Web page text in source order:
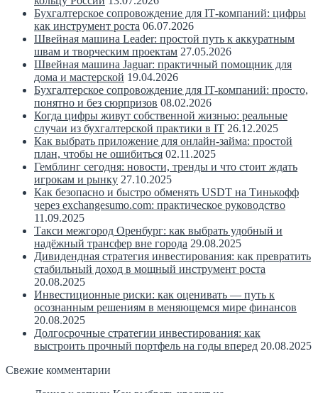
Бухгалтерское сопровождение для IT‑компаний: цифры
как инструмент роста 06.07.2026
Швейная машина Leader: простой путь к аккуратным
швам и творческим проектам 27.05.2026
Швейная машина Jaguar: практичный помощник для
дома и мастерской 19.04.2026
Бухгалтерское сопровождение для IT-компаний: просто,
понятно и без сюрпризов 08.02.2026
Когда цифры живут собственной жизнью: реальные
случаи из бухгалтерской практики в IT 26.12.2025
Как выбрать приложение для онлайн-займа: простой
план, чтобы не ошибиться 02.11.2025
Гемблинг сегодня: новости, тренды и что стоит ждать
игрокам и рынку 27.10.2025
Как безопасно и быстро обменять USDT на Тинькофф
через exchangesumo.com: практическое руководство
11.09.2025
Такси межгород Оренбург: как выбрать удобный и
надёжный трансфер вне города 29.08.2025
Дивидендная стратегия инвестирования: как превратить
стабильный доход в мощный инструмент роста
20.08.2025
Инвестиционные риски: как оценивать — путь к
осознанным решениям в меняющемся мире финансов
20.08.2025
Долгосрочные стратегии инвестирования: как
выстроить прочный портфель на годы вперед 20.08.2025
Свежие комментарии